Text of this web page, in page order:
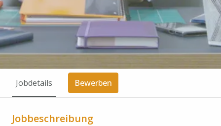
Jobdetails Bewerben
Jobbeschreibung